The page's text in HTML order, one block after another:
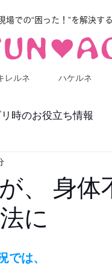
場での“困った！”を解決す
レルネ ハケルネ
時のお役立ち情報
、 身体
に
では、